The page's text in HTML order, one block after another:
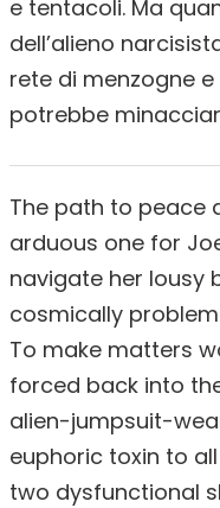
e tentacoli. Ma
dell’alieno
rete di menzogne
potrebbe
The path to peace
arduous one for
navigate her lousy
cosmically
To make matters
forced back into
alien-jumpsuit-
euphoric toxin to
two dysfunctional